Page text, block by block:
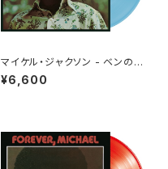
マイケル・ジャクソン - ベンのテ
ーマ[クリア・ライトブルー](LP
重量盤)
¥6,600